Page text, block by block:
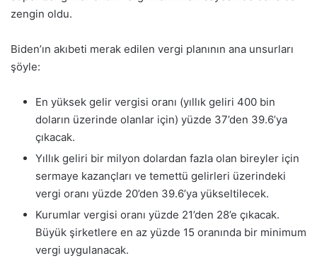
zengin oldu.
Biden’ın akıbeti merak edilen vergi planının ana unsurları
şöyle:
En yüksek gelir vergisi oranı (yıllık geliri 400 bin
doların üzerinde olanlar için) yüzde 37’den 39.6’ya
çıkacak.
Yıllık geliri bir milyon dolardan fazla olan bireyler için
sermaye kazançları ve temettü gelirleri üzerindeki
vergi oranı yüzde 20’den 39.6’ya yükseltilecek.
Kurumlar vergisi oranı yüzde 21’den 28’e çıkacak.
Büyük şirketlere en az yüzde 15 oranında bir minimum
vergi uygulanacak.